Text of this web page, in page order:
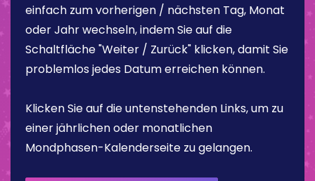
einfach zum vorherigen / nächsten Tag, Monat
oder Jahr wechseln, indem Sie auf die
Schaltfläche "Weiter / Zurück" klicken, damit Sie
problemlos jedes Datum erreichen können.
Klicken Sie auf die untenstehenden Links, um zu
einer jährlichen oder monatlichen
Mondphasen-Kalenderseite zu gelangen.